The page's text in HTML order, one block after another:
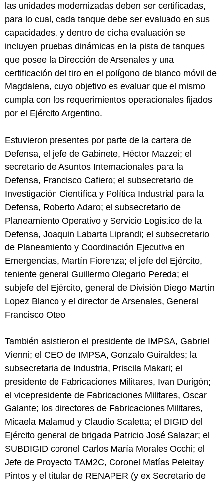
las unidades modernizadas deben ser certificadas,
para lo cual, cada tanque debe ser evaluado en sus
capacidades, y dentro de dicha evaluación se
incluyen pruebas dinámicas en la pista de tanques
que posee la Dirección de Arsenales y una
certificación del tiro en el polígono de blanco móvil de
Magdalena, cuyo objetivo es evaluar que el mismo
cumpla con los requerimientos operacionales fijados
por el Ejército Argentino.
Estuvieron presentes por parte de la cartera de
Defensa, el jefe de Gabinete, Héctor Mazzei; el
secretario de Asuntos Internacionales para la
Defensa, Francisco Cafiero; el subsecretario de
Investigación Científica y Política Industrial para la
Defensa, Roberto Adaro; el subsecretario de
Planeamiento Operativo y Servicio Logístico de la
Defensa, Joaquin Labarta Liprandi; el subsecretario
de Planeamiento y Coordinación Ejecutiva en
Emergencias, Martín Fiorenza; el jefe del Ejército,
teniente general Guillermo Olegario Pereda; el
subjefe del Ejército, general de División Diego Martín
Lopez Blanco y el director de Arsenales, General
Francisco Oteo
También asistieron el presidente de IMPSA, Gabriel
Vienni; el CEO de IMPSA, Gonzalo Guiraldes; la
subsecretaria de Industria, Priscila Makari; el
presidente de Fabricaciones Militares, Ivan Durigón;
el vicepresidente de Fabricaciones Militares, Oscar
Galante; los directores de Fabricaciones Militares,
Micaela Malamud y Claudio Scaletta; el DIGID del
Ejército general de brigada Patricio José Salazar; el
SUBDIGID coronel Carlos María Morales Occhi; el
Jefe de Proyecto TAM2C, Coronel Matías Peleitay
Pintos y el titular de RENAPER (y ex Secretario de